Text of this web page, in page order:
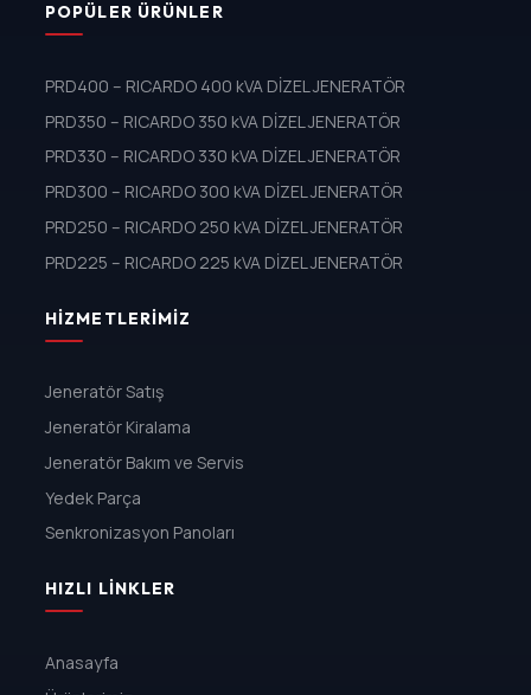
POPÜLER ÜRÜNLER
PRD400 – RICARDO 400 kVA DİZEL JENERATÖR
PRD350 – RICARDO 350 kVA DİZEL JENERATÖR
PRD330 – RICARDO 330 kVA DİZEL JENERATÖR
PRD300 – RICARDO 300 kVA DİZEL JENERATÖR
PRD250 – RICARDO 250 kVA DİZEL JENERATÖR
PRD225 – RICARDO 225 kVA DİZEL JENERATÖR
HIZMETLERIMIZ
Jeneratör Satış
Jeneratör Kiralama
Jeneratör Bakım ve Servis
Yedek Parça
Senkronizasyon Panoları
HIZLI LINKLER
Anasayfa